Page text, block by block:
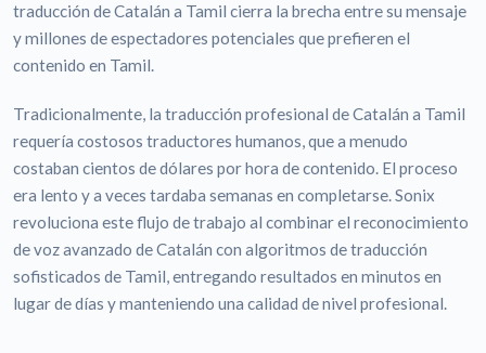
traducción de Catalán a Tamil cierra la brecha entre su mensaje
y millones de espectadores potenciales que prefieren el
contenido en Tamil.
Tradicionalmente, la traducción profesional de Catalán a Tamil
requería costosos traductores humanos, que a menudo
costaban cientos de dólares por hora de contenido. El proceso
era lento y a veces tardaba semanas en completarse. Sonix
revoluciona este flujo de trabajo al combinar el reconocimiento
de voz avanzado de Catalán con algoritmos de traducción
sofisticados de Tamil, entregando resultados en minutos en
lugar de días y manteniendo una calidad de nivel profesional.